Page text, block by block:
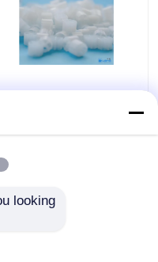
polymeercomposite gel
10 toepassingen
looking